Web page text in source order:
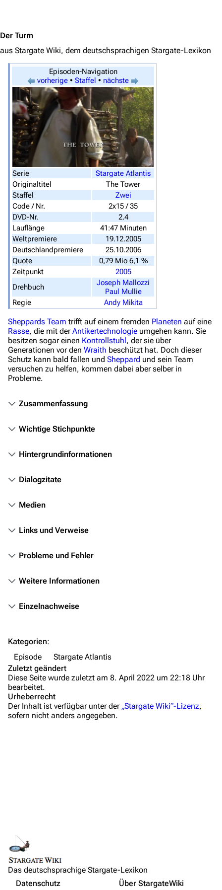
3639 2133 346.392
Navigation
Hauptseite
Von A bis Z
Zufälliger Artikel
Spezialseiten
Datei hochladen
Filme und Serien
Überblick
Stargate SG-1
Stargate Atlantis
Stargate Universe
Stargate Origins
Stargate Infinity
Stargate-Romane
Filme
Das Stargate-Universum
Personen
Objekte
Zeitleiste
Mitmachen
Hilfe
Letzte Änderungen
Anfragen
Administrations-Übersicht
Löschantrag
Vandalismus melden
IRC-Channel
Nicht angemeldet
Der Turm
aus Stargate Wiki, dem deutschsprachigen Stargate-Lexikon
Änderungen an verlinkten Seiten
Episoden-Navigation
vorherige • Staffel • nächste
Serie
Stargate Atlantis
Originaltitel
The Tower
Staffel
Zwei
Code / Nr.
2x15 / 35
DVD-Nr.
2.4
Lauflänge
41:47 Minuten
Weltpremiere
19.12.2005
Deutschlandpremiere
25.10.2006
Quote
0,79 Mio 6,1 %
Zeitpunkt
2005
Drehbuch
Joseph Mallozzi
Paul Mullie
Regie
Andy Mikita
Sheppards Team trifft auf einem fremden Planeten auf eine
Rasse, die mit derAntikertechnologie umgehen kann. Sie
besitzen sogar einen Kontrollstuhl, der sie über
Generationen vor den Wraith beschützt hat. Doch dieser
Schutz kann bald fallen und Sheppard und sein Team
versuchen zu helfen, kommen dabei aber selber in
Probleme.
Zusammenfassung
Wichtige Stichpunkte
Hintergrundinformationen
Dialogzitate
Medien
Links und Verweise
Probleme und Fehler
Weitere Informationen
Einzelnachweise
Personen
Orte
Objekte
Kategorien:
Episode
Stargate Atlantis
Zuletzt geändert
Diese Seite wurde zuletzt am 8. April 2022 um 22:18 Uhr
bearbeitet.
Urheberrecht
Der Inhalt ist verfügbar unter der „Stargate Wiki“-Lizenz,
sofern nicht anders angegeben.
Das deutschsprachige Stargate-Lexikon
Datenschutz
Über StargateWiki